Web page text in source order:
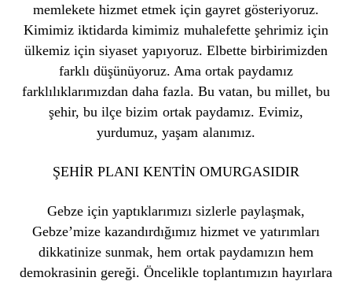
memlekete hizmet etmek için gayret gösteriyoruz.
Kimimiz iktidarda kimimiz muhalefette şehrimiz için
ülkemiz için siyaset yapıyoruz. Elbette birbirimizden
farklı düşünüyoruz. Ama ortak paydamız
farklılıklarımızdan daha fazla. Bu vatan, bu millet, bu
şehir, bu ilçe bizim ortak paydamız. Evimiz,
yurdumuz, yaşam alanımız.
ŞEHİR PLANI KENTİN OMURGASIDIR
Gebze için yaptıklarımızı sizlerle paylaşmak,
Gebze’mize kazandırdığımız hizmet ve yatırımları
dikkatinize sunmak, hem ortak paydamızın hem
demokrasinin gereği. Öncelikle toplantımızın hayırlara